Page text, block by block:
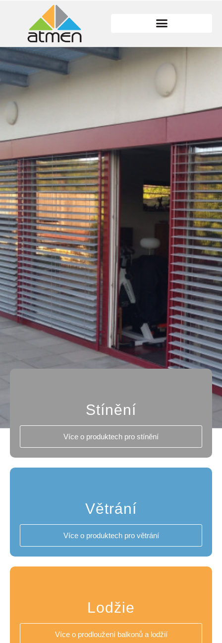
Stínění
Více o produktech pro stínění
Větrání
Více o produktech pro větrání
Lodžie
Více o prodloužení balkonů a lodžií